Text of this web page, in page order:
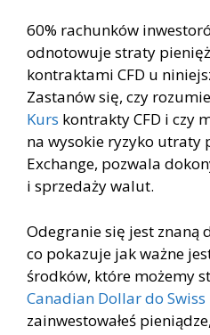
60% rachunków
odnotowuje straty
kontraktami CFD u
Zastanów się, czy
Kurs kontrakty CFD i czy
na wysokie ryzyko utraty
Exchange, pozwala
i sprzedaży walut.
Odegranie się jest znaną
co pokazuje jak ważne
środków, które możemy
Canadian Dollar do Swiss
zainwestowałeś